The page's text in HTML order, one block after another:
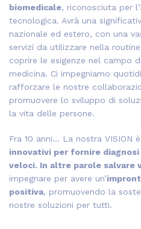
biomedicale, riconosciuta per
tecnologica. Avrà una
nazionale ed estero, con una
servizi da utilizzare nella
coprire le esigenze nel campo
medicina. Ci impegniamo
rafforzare le nostre
promuovere lo sviluppo di
la vita delle persone.
Fra 10 anni… La nostra VISION
innovativi per fornire
veloci. In altre parole salvare
impegnare per avere un’
positiva, promuovendo la
nostre soluzioni per tutti.